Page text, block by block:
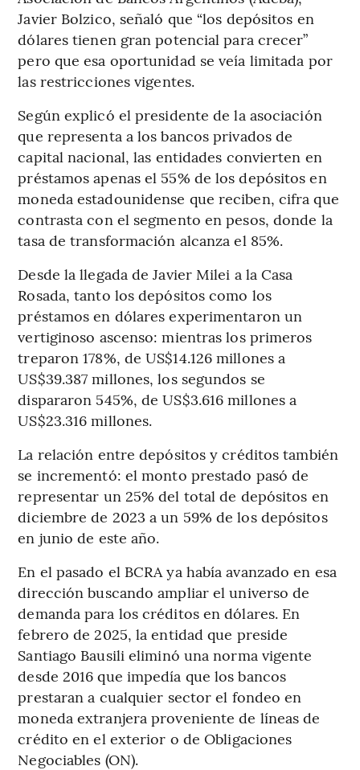
Javier Bolzico, señaló que “los depósitos en
dólares tienen gran potencial para crecer”
pero que esa oportunidad se veía limitada por
las restricciones vigentes.
Según explicó el presidente de la asociación
que representa a los bancos privados de
capital nacional, las entidades convierten en
préstamos apenas el 55% de los depósitos en
moneda estadounidense que reciben, cifra que
contrasta con el segmento en pesos, donde la
tasa de transformación alcanza el 85%.
Desde la llegada de Javier Milei a la Casa
Rosada, tanto los depósitos como los
préstamos en dólares experimentaron un
vertiginoso ascenso: mientras los primeros
treparon 178%, de US$14.126 millones a
US$39.387 millones, los segundos se
dispararon 545%, de US$3.616 millones a
US$23.316 millones.
La relación entre depósitos y créditos también
se incrementó: el monto prestado pasó de
representar un 25% del total de depósitos en
diciembre de 2023 a un 59% de los depósitos
en junio de este año.
En el pasado el BCRA ya había avanzado en esa
dirección buscando ampliar el universo de
demanda para los créditos en dólares. En
febrero de 2025, la entidad que preside
Santiago Bausili eliminó una norma vigente
desde 2016 que impedía que los bancos
prestaran a cualquier sector el fondeo en
moneda extranjera proveniente de líneas de
crédito en el exterior o de Obligaciones
Negociables (ON).